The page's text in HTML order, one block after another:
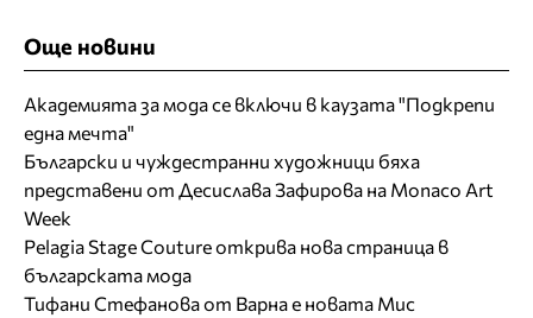
Още новини
Академията за мода се включи в каузата "Подкрепи
една мечта"
Български и чуждестранни художници бяха
представени от Десислава Зафирова на Monaco Art
Week
Pelagia Stage Couture открива нова страница в
българската мода
Тифани Стефанова от Варна е новата Мис